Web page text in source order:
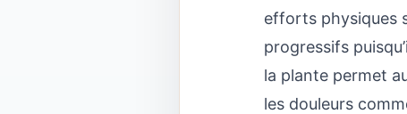
efforts physiques
progressifs
la plante permet
les douleurs